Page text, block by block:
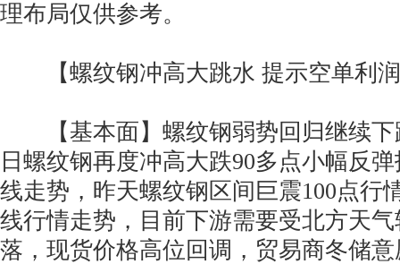
理布局仅供参考。
【螺纹钢冲高大跳水 提示空单利
【基本面】螺纹钢弱势回归继续下
日螺纹钢再度冲高大跌90多点小幅反
线走势，昨天螺纹钢区间巨震100点行
线行情走势，目前下游需要受北方天
落，现货价格高位回调，贸易商冬储